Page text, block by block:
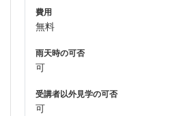
費用
無料
雨天時の可否
可
受講者以外見学の可否
可